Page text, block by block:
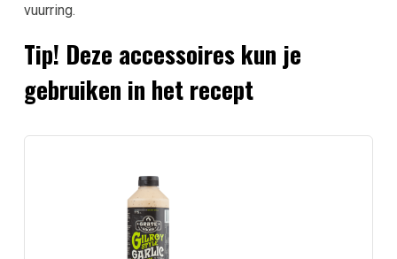
vuurring.
Tip! Deze accessoires kun je
gebruiken in het recept